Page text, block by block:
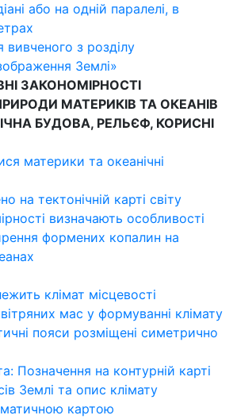
або на одній паралелі, в
вивченого з розділу
Землі»
ЗАКОНОМІРНОСТІ
МАТЕРИКІВ ТА ОКЕАНІВ
БУДОВА, РЕЛЬЄФ, КОРИСНІ
материки та океанічні
на тектонічній карті світу
визначають особливості
формених копалин на
клімат місцевості
мас у формуванні клімату
пояси розміщені симетрично
Позначення на контурній карті
Землі та опис клімату
картою